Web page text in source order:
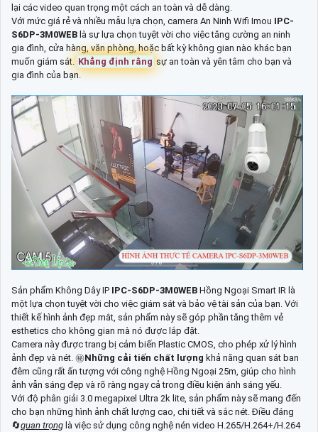
lại các video quan trọng một cách an toàn và dễ dàng.
Với mức giá rẻ và nhiều mẫu lựa chọn, camera An Ninh Wifi Imou IPC-
S6DP-3M0WEB là sự lựa chọn tuyệt vời cho việc tăng cường an ninh
gia đình, cửa hàng, văn phòng, hoặc bất kỳ không gian nào khác bạn
muốn giám sát. Khẳng định rằng sự an toàn và yên tâm cho bạn và
gia đình của bạn.
Sản phẩm Không Dây IP IPC-S6DP-3M0WEB Hồng Ngoại Smart IR là
một lựa chọn tuyệt vời cho việc giám sát và bảo vệ tài sản của bạn. Với
thiết kế hình ảnh đẹp mắt, sản phẩm này sẽ góp phần tăng thêm vẻ
esthetics cho không gian mà nó được lắp đặt.
Camera này được trang bị cảm biến Plastic CMOS, cho phép xử lý hình
ảnh đẹp và nét. ㊙️Những cải tiến chất lượng khả năng quan sát ban
đêm cũng rất ấn tượng với công nghệ Hồng Ngoại 25m, giúp cho hình
ảnh vẫn sáng đẹp và rõ ràng ngay cả trong điều kiện ánh sáng yếu.
Với độ phân giải 3.0 megapixel Ultra 2k lite, sản phẩm này sẽ mang đến
cho bạn những hình ảnh chất lượng cao, chi tiết và sắc nét. Điều đáng
🔄quan trọng là việc sử dụng công nghệ nén video H.265/H.264+/H.264